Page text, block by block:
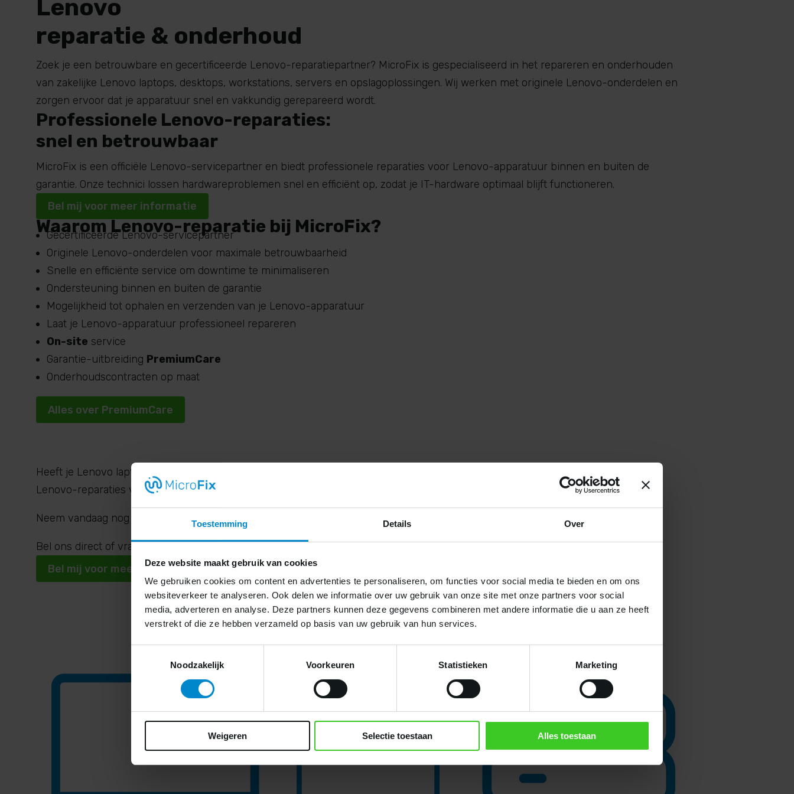
Toestemming Details Over
Deze website maakt gebruik van cookies
We gebruiken cookies om content en advertenties te personaliseren, om functies voor social media te bieden en om ons
websiteverkeer te analyseren. Ook delen we informatie over uw gebruik van onze site met onze partners voor social
media, adverteren en analyse. Deze partners kunnen deze gegevens combineren met andere informatie die u aan ze heeft
verstrekt of die ze hebben verzameld op basis van uw gebruik van hun services.
Noodzakelijk
Voorkeuren Statistieken Marketing
Weigeren Selectie toestaan Alles toestaan
Lenovo
reparatie & onderhoud
Zoek je een betrouwbare en gecertificeerde Lenovo-reparatiepartner? MicroFix is gespecialiseerd in het repareren en onderhouden
van zakelijke Lenovo laptops, desktops, workstations, servers en opslagoplossingen. Wij werken met originele Lenovo-onderdelen en
zorgen ervoor dat je apparatuur snel en vakkundig gerepareerd wordt.
Professionele Lenovo-reparaties:
snel en betrouwbaar
MicroFix is een officiële Lenovo-servicepartner en biedt professionele reparaties voor Lenovo-apparatuur binnen en buiten de
garantie. Onze technici lossen hardwareproblemen snel en efficiënt op, zodat je IT-hardware optimaal blijft functioneren.
Bel mij voor meer informatie
Waarom Lenovo-reparatie bij MicroFix?
Gecertificeerde Lenovo-servicepartner
Originele Lenovo-onderdelen voor maximale betrouwbaarheid
Snelle en efficiënte service om downtime te minimaliseren
Ondersteuning binnen en buiten de garantie
Mogelijkheid tot ophalen en verzenden van je Lenovo-apparatuur
Laat je Lenovo-apparatuur professioneel repareren
On-site service
Garantie-uitbreiding PremiumCare
Onderhoudscontracten op maat
Alles over PremiumCare
Heeft je Lenovo laptop, desktop of workstation een defect of heeft het onderhoud nodig? MicroFix biedt snelle en betrouwbare
Lenovo-reparaties voor zakelijke klanten.
Neem vandaag nog contact met ons op voor een offerte of meer informatie.
Bel ons direct of vraag een reparatie aan via onze website.
Bel mij voor meer informatie